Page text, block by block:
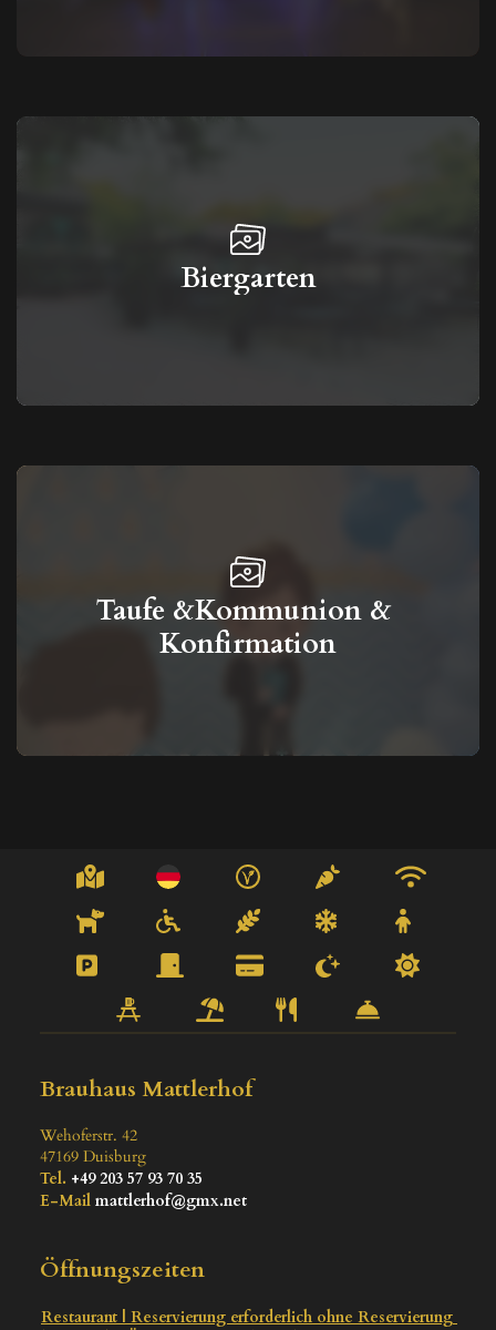
Biergarten
Taufe &Kommunion &
Konfirmation
Brauhaus Mattlerhof
Wehoferstr. 42
47169 Duisburg
Tel. +49 203 57 93 70 35
E-Mail mattlerhof@gmx.net
Öffnungszeiten
Restaurant | Reservierung erforderlich ohne Reservierung